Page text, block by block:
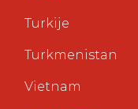
Turkije
Turkmenistan
Vietnam